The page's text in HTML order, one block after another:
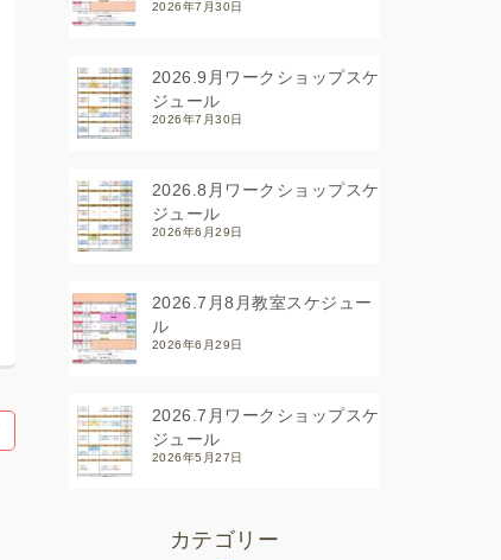
2026年7月30日
2026.9月ワークショップスケ
ジュール
2026年7月30日
2026.8月ワークショップスケ
ジュール
2026年6月29日
2026.7月8月教室スケジュー
ル
2026年6月29日
2026.7月ワークショップスケ
ジュール
2026年5月27日
カテゴリー